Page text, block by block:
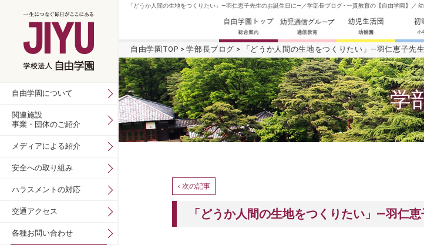
「どうか人間の生地をつくりたい」―羽仁恵子先生のお誕生日に―／学部長ブログ - 一貫教育の【自由学園】／
自由学園TOP 学部長ブログ 「どうか人間の生地をつくりたい」―羽仁恵子先
学
< 次の記事
「どうか人間の生地をつくりたい」―羽仁
自由学園について
関連施設
事業・団体のご紹介
メディアによる紹介
安全への取り組み
ハラスメントの対応
交通アクセス
各種お問い合わせ